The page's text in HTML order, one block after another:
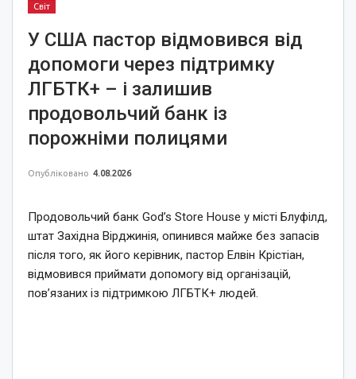
Світ
У США пастор відмовився від
допомоги через підтримку
ЛГБТК+ – і залишив
продовольчий банк із
порожніми полицями
Опубліковано 4.08.2026
Продовольчий банк God’s Store House у місті Блуфілд,
штат Західна Вірджинія, опинився майже без запасів
після того, як його керівник, пастор Елвін Крістіан,
відмовився приймати допомогу від організацій,
пов’язаних із підтримкою ЛГБТК+ людей.